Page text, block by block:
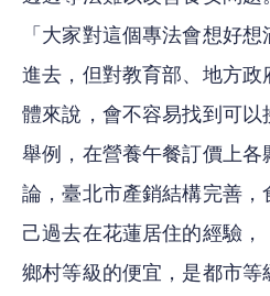
「大家對這個專法會想好
進去，但對教育部、地方
體來說，會不容易找到可
舉例，在營養午餐訂價上
論，臺北市產銷結構完善，
己過去在花蓮居住的經驗
鄉村等級的便宜，是都市